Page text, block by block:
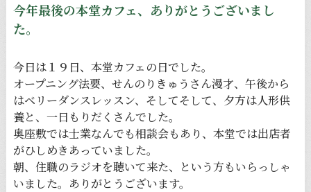
今年最後の本堂カフェ、ありがとうございまし
た。
今日は１９日、本堂カフェの日でした。
オープニング法要、せんのりきゅうさん漫才、午後から
はベリーダンスレッスン、そしてそして、夕方は人形供
養と、一日もりだくさんでした。
奥座敷では士業なんでも相談会もあり、本堂では出店者
がひしめきあっていました。
朝、住職のラジオを聴いて来た、という方もいらっしゃ
いました。ありがとうございます。